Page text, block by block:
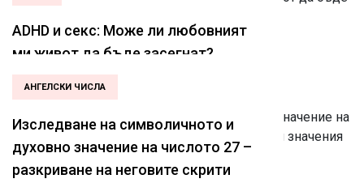
ADHD и секс: Може ли любовният
ми живот да бъде засегнат?
АНГЕЛСКИ ЧИСЛА
Изследване на символичното и
духовно значение на числото 27 –
разкриване на неговите скрити